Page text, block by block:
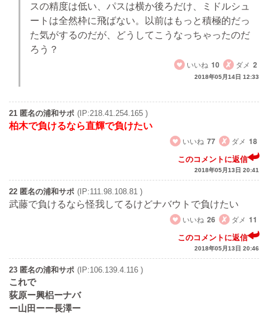
スの精度は低い、パスは横か後ろだけ、ミドルシュ
ートは全然枠に飛ばない。以前はもっと積極的だっ
た気がするのだが、どうしてこうなっちゃったのだ
ろう？
いいね 10 ダメ 2
2018年05月14日 12:33
21 匿名の浦和サポ (IP:218.41.254.165 )
柏木で負けるなら直輝で負けたい
いいね 77 ダメ 18
このコメントに返信
2018年05月13日 20:41
22 匿名の浦和サポ (IP:111.98.108.81 )
武藤で負けるなら怪我してるけどナバウトで負けたい
いいね 26 ダメ 11
このコメントに返信
2018年05月13日 20:46
23 匿名の浦和サポ (IP:106.139.4.116 )
これで
荻原ー興梠ーナバ
ー山田ーー長澤ー